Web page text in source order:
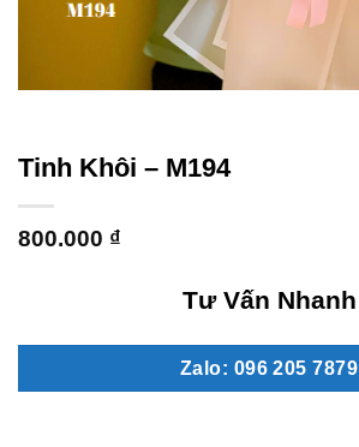
Tinh Khôi – M194
800.000 ₫
Tư Vấn Nhanh
Zalo: 096 205 7879